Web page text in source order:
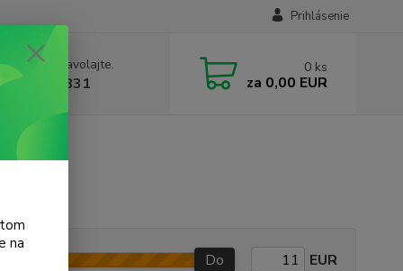
Prihlásenie
si rady? Zavolajte.
615 831
0 ks
za 0,00 EUR
P1005
Do EUR
na